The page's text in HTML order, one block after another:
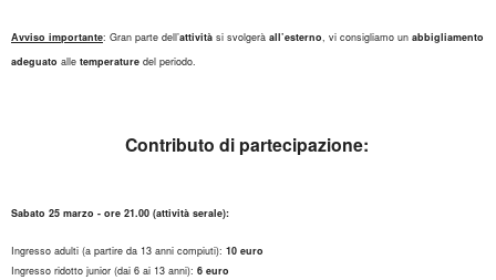
Avviso importante: Gran parte dell’attività si svolgerà all’esterno, vi consigliamo un abbigliamento
adeguato alle temperature del periodo.
Contributo di partecipazione:
Sabato 25 marzo - ore 21.00 (attività serale):
Ingresso adulti (a partire da 13 anni compiuti): 10 euro
Ingresso ridotto junior (dai 6 ai 13 anni): 6 euro